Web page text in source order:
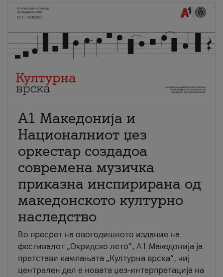
А1 Македонија и
Националниот џез
оркестар создадоа
современа музичка
приказна инспирирана од
македонското културно
наследство
Во пресрет на овогодишното издание на
фестивалот „Охридско лето“, А1 Македонија ја
претстави кампањата „Културна врска“, чиј
централен дел е новата џез-интерпретација на